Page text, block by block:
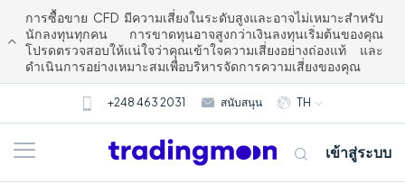
การซื้อขาย CFD มีความเสี่ยงในระดับสูงและอาจไม่เหมาะสำหรับ
นักลงทุนทุกคน การขาดทุนอาจสูงกว่าเงินลงทุนเริ่มต้นของคุณ
โปรดตรวจสอบให้แน่ใจว่าคุณเข้าใจความเสี่ยงอย่างถ่องแท้ และ
ดำเนินการอย่างเหมาะสมเพื่อบริหารจัดการความเสี่ยงของคุณ
+248 463 2031 สนับสนุน TH
เข้าสู่ระบบ